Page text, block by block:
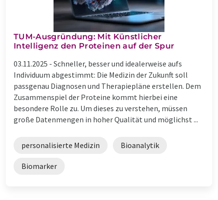
TUM-Ausgründung: Mit Künstlicher
Intelligenz den Proteinen auf der Spur
03.11.2025 - Schneller, besser und idealerweise aufs
Individuum abgestimmt: Die Medizin der Zukunft soll
passgenau Diagnosen und Therapiepläne erstellen. Dem
Zusammenspiel der Proteine kommt hierbei eine
besondere Rolle zu. Um dieses zu verstehen, müssen
große Datenmengen in hoher Qualität und möglichst ...
personalisierte Medizin Bioanalytik
Biomarker